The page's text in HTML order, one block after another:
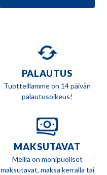
32,00 €.
27,90 €.
PALAUTUS
Tuotteillamme on 14 päivän
palautusoikeus!
MAKSUTAVAT
Meillä on monipuoliset
maksutavat, maksa kerralla tai